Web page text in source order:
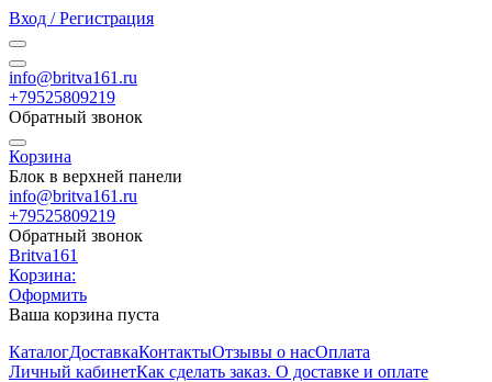
Вход / Регистрация
info@britva161.ru
+79525809219
Обратный звонок
Корзина
Блок в верхней панели
info@britva161.ru
+79525809219
Обратный звонок
Britva161
Корзина:
Оформить
Ваша корзина пуста
КаталогДоставкаКонтактыОтзывы о насОплата
Личный кабинетКак сделать заказ. О доставке и оплате